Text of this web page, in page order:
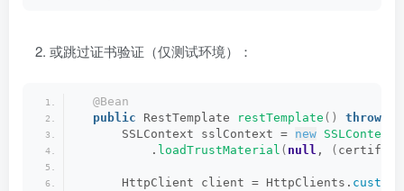
或跳过证书验证（仅测试环境）：
@Bean
public RestTemplate restTemplate () throws
      SSLContext sslContext =
new
          .
loadTrustMaterial ( null , (
      HttpClient client = HttpClients.
custom